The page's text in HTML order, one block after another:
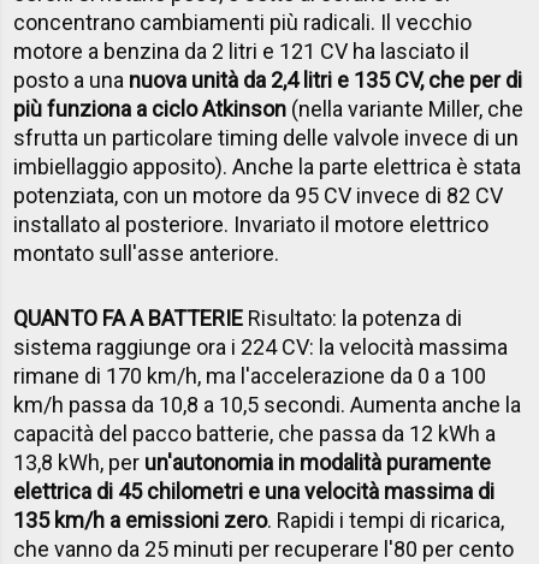
concentrano cambiamenti più radicali. Il vecchio
motore a benzina da 2 litri e 121 CV ha lasciato il
posto a una nuova unità da 2,4 litri e 135 CV, che per di
più funziona a ciclo Atkinson (nella variante Miller, che
sfrutta un particolare timing delle valvole invece di un
imbiellaggio apposito). Anche la parte elettrica è stata
potenziata, con un motore da 95 CV invece di 82 CV
installato al posteriore. Invariato il motore elettrico
montato sull'asse anteriore.
QUANTO FA A BATTERIE Risultato: la potenza di
sistema raggiunge ora i 224 CV: la velocità massima
rimane di 170 km/h, ma l'accelerazione da 0 a 100
km/h passa da 10,8 a 10,5 secondi. Aumenta anche la
capacità del pacco batterie, che passa da 12 kWh a
13,8 kWh, per un'autonomia in modalità puramente
elettrica di 45 chilometri e una velocità massima di
135 km/h a emissioni zero. Rapidi i tempi di ricarica,
che vanno da 25 minuti per recuperare l'80 per cento